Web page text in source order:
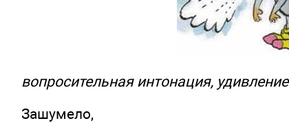
вопросительная интонация, удивление
Зашумело,